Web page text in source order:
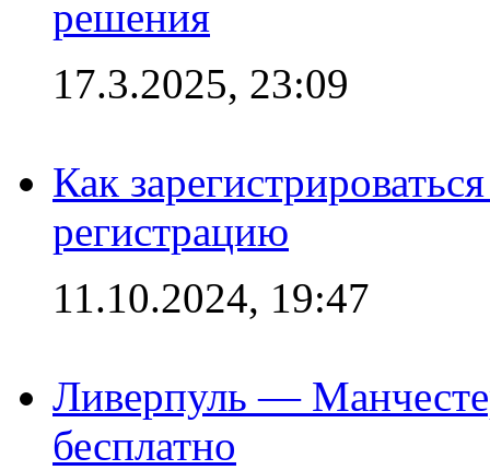
решения
17.3.2025, 23:09
Как
регистрацию
11.10.2024, 19:47
Ливерпуль —
бесплатно